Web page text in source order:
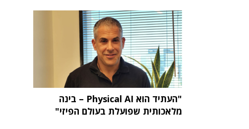
"העתיד הוא Physical AI – בינה
מלאכותית שפועלת בעולם הפיזי"